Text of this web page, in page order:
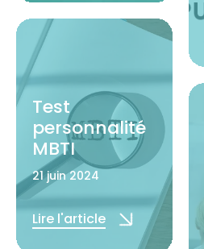
Test
personnalité
MBTI
21 juin 2024
Lire l'article